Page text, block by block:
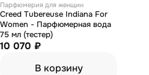
Парфюмерия для женщин
Creed Tubereuse Indiana For
Women - Парфюмерная вода
75 мл (тестер)
10 070 ₽
В корзину